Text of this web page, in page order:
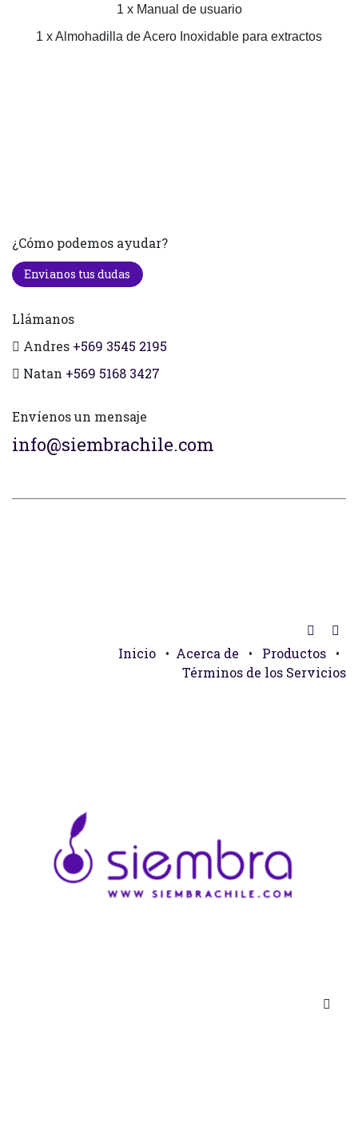
1 x Manual de usuario
1 x Almohadilla de Acero Inoxidable para extractos
¿Cómo podemos ayudar?
Envianos tus dudas
Llámanos
Andres +569 3545 2195
Natan +569 5168 3427
Envíenos un mensaje
info@siembrachile.com
Inicio • Acerca de • Productos
•
Términos de los Servicios